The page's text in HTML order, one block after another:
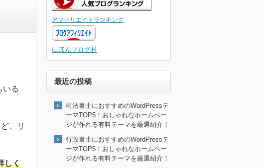
いる
、リ
しく
アフィリエイトランキング
にほんブログ村
最近の投稿
司法書士におすすめのWordPressテ
ーマTOP5！おしゃれなホームペー
ジが作れる有料テーマを厳選紹介！
行政書士におすすめのWordPressテ
ーマTOP5！おしゃれなホームペー
ジが作れる有料テーマを厳選紹介！